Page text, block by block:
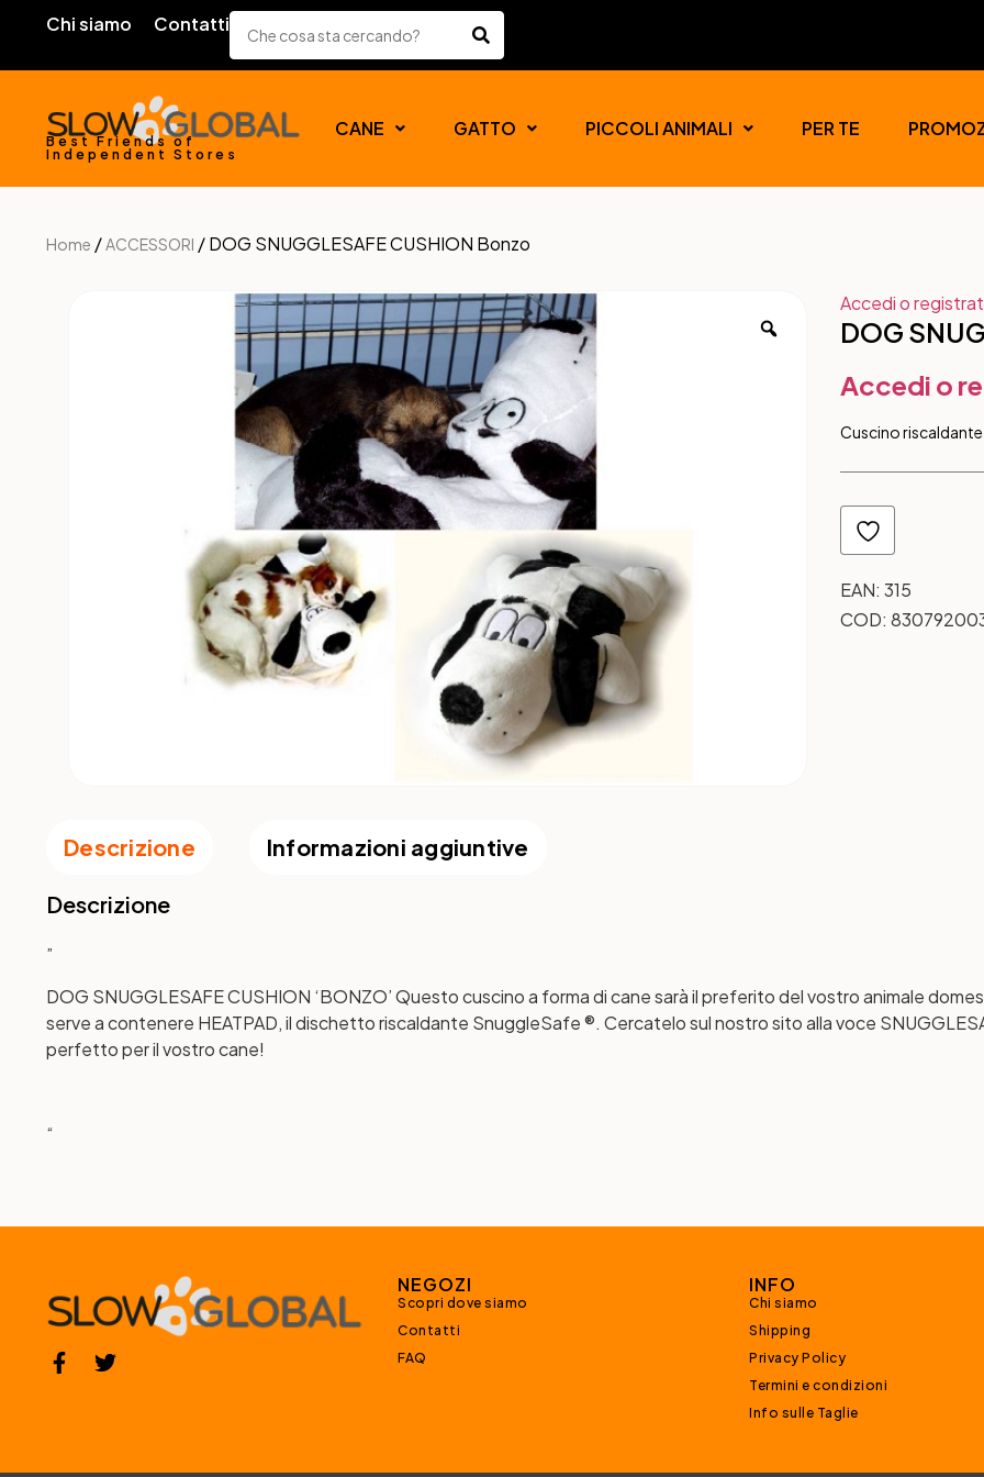
Chi siamo Contatti
Best Friends of
Independent Stores
CANE GATTO PICCOLI ANIMALI PER TE
Home /ACCESSORI / DOG SNUGGLESAFE CUSHION Bonzo
Accedi o
DOG
Accedi o
Cuscino riscaldante
EAN: 315
COD:
Descrizione Informazioni aggiuntive
Descrizione
”
DOG SNUGGLESAFE CUSHION ‘BONZO’Questo cuscino a forma di cane sarà il preferito del vostro animale
serve a contenere HEATPAD, il dischetto riscaldante SnuggleSafe ®. Cercatelo sul nostro sito alla voce
perfetto per il vostro cane!
“
NEGOZI
Scopri dove siamo
Contatti
FAQ
INFO
Chi siamo
Shipping
Privacy Policy
Termini e condizioni
Info sulle Taglie